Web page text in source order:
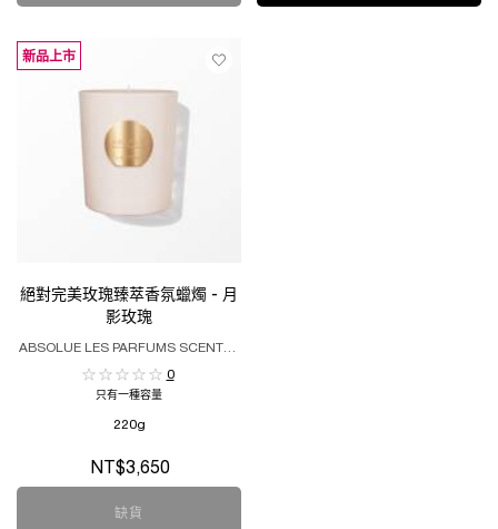
新品上市
絕對完美玫瑰臻萃香氛蠟燭 - 月
影玫瑰​
ABSOLUE LES PARFUMS SCENTED
0
只有一種容量
220g
NT$3,650
缺貨